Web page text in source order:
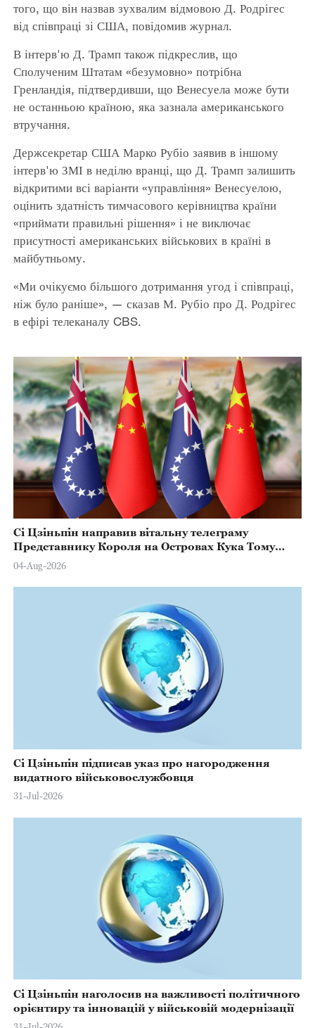
того, що він назвав зухвалим відмовою Д. Родрігес
від співпраці зі США, повідомив журнал.
В інтерв'ю Д. Трамп також підкреслив, що
Сполученим Штатам «безумовно» потрібна
Гренландія, підтвердивши, що Венесуела може бути
не останньою країною, яка зазнала американського
втручання.
Держсекретар США Марко Рубіо заявив в іншому
інтерв'ю ЗМІ в неділю вранці, що Д. Трамп залишить
відкритими всі варіанти «управління» Венесуелою,
оцінить здатність тимчасового керівництва країни
«приймати правильні рішення» і не виключає
присутності американських військових в країні в
майбутньому.
«Ми очікуємо більшого дотримання угод і співпраці,
ніж було раніше», — сказав М. Рубіо про Д. Родрігес
в ефірі телеканалу CBS.
Сі Цзіньпін направив вітальну телеграму
Представнику Короля на Островах Кука Тому
Марстерсу з нагоди Дня Конституції
04-Aug-2026
Сі Цзіньпін підписав указ про нагородження
видатного військовослужбовця
31-Jul-2026
Сі Цзіньпін наголосив на важливості політичного
орієнтиру та інновацій у військовій модернізації